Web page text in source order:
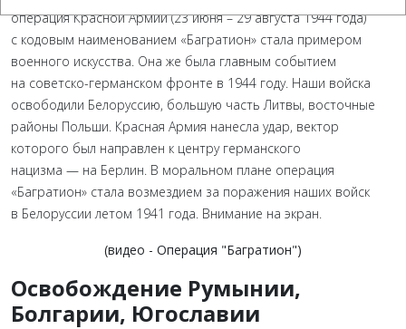
операция Красной Армии (23 июня – 29 августа 1944 года)
с кодовым наименованием «Багратион» стала примером
военного искусства. Она же была главным событием
на советско-германском фронте в 1944 году. Наши войска
освободили Белоруссию, большую часть Литвы, восточные
районы Польши. Красная Армия нанесла удар, вектор
которого был направлен к центру германского
нацизма — на Берлин. В моральном плане операция
«Багратион» стала возмездием за поражения наших войск
в Белоруссии летом 1941 года. Внимание на экран.
(видео - Операция "Багратион")
Освобождение Румынии,
Болгарии, Югославии